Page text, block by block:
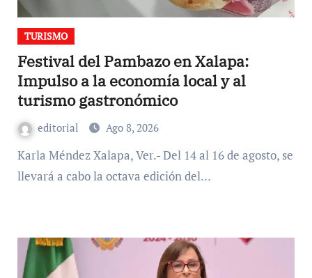
TURISMO
Festival del Pambazo en Xalapa:
Impulso a la economía local y al
turismo gastronómico
editorial Ago 8, 2026
Karla Méndez Xalapa, Ver.- Del 14 al 16 de agosto, se
llevará a cabo la octava edición del…